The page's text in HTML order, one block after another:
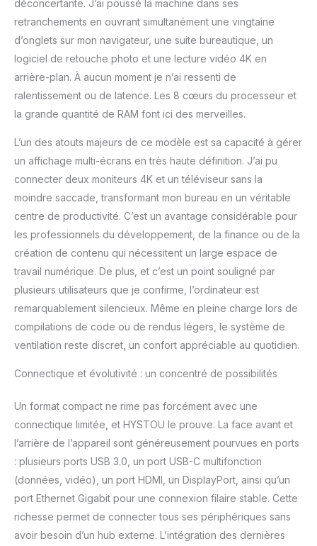
d'exploitation, Ubuntu,
Linux, Centos, Veuillez
laisser message pour
nous indiquer votre
Nous vous fournirons une
garantie d', service client
7X24 heures et support
n'avez pas à vous
soucier des problèmes
de qualité, mini pc
tout cœur.
déconcertante. J’ai poussé la machine dans ses
retranchements en ouvrant simultanément une vingtaine
d’onglets sur mon navigateur, une suite bureautique, un
logiciel de retouche photo et une lecture vidéo 4K en
arrière-plan. À aucun moment je n’ai ressenti de
ralentissement ou de latence. Les 8 cœurs du processeur et
la grande quantité de RAM font ici des merveilles.
L’un des atouts majeurs de ce modèle est sa capacité à gérer
un affichage multi-écrans en très haute définition. J’ai pu
connecter deux moniteurs 4K et un téléviseur sans la
moindre saccade, transformant mon bureau en un véritable
centre de productivité. C’est un avantage considérable pour
les professionnels du développement, de la finance ou de la
création de contenu qui nécessitent un large espace de
travail numérique. De plus, et c’est un point souligné par
plusieurs utilisateurs que je confirme, l’ordinateur est
remarquablement silencieux. Même en pleine charge lors de
compilations de code ou de rendus légers, le système de
ventilation reste discret, un confort appréciable au quotidien.
Connectique et évolutivité : un concentré de possibilités
Un format compact ne rime pas forcément avec une
connectique limitée, et HYSTOU le prouve. La face avant et
l’arrière de l’appareil sont généreusement pourvues en ports
: plusieurs ports USB 3.0, un port USB-C multifonction
(données, vidéo), un port HDMI, un DisplayPort, ainsi qu’un
port Ethernet Gigabit pour une connexion filaire stable. Cette
richesse permet de connecter tous ses périphériques sans
avoir besoin d’un hub externe. L’intégration des dernières